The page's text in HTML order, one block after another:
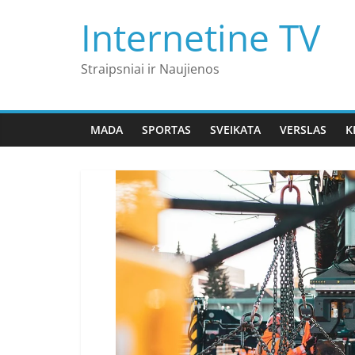
Internetine TV
Straipsniai ir Naujienos
MADA SPORTAS SVEIKATA VERSLAS